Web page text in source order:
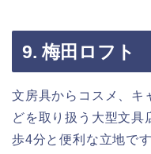
9. 梅田ロフト
文房具からコスメ、キ
どを取り扱う大型文具
歩4分と便利な立地で